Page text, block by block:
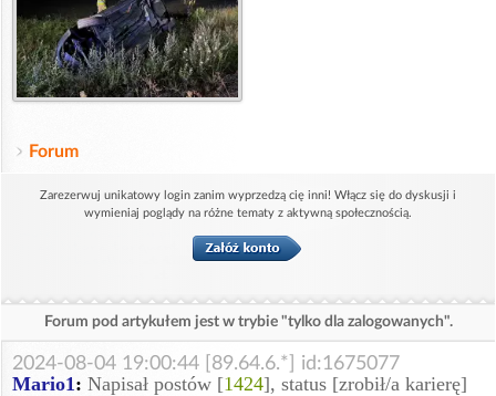
Forum
Zarezerwuj unikatowy login zanim wyprzedzą cię inni! Włącz się do dyskusji i
wymieniaj poglądy na różne tematy z aktywną społecznością.
Forum pod artykułem jest w trybie "tylko dla zalogowanych".
2024-08-04 19:00:44 [89.64.6.*] id:1675077
Mario1 : Napisał postów [1424], status [zrobił/a karierę]